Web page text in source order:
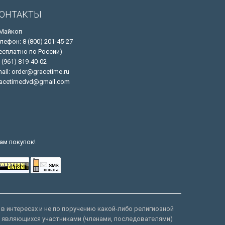
8 (800) 201-45-27
по России)
(961) 819-40-02
order@gracetime.ru
покупок!
интересах и не по поручению какой-либо религиозной
участниками (членами, последователями)